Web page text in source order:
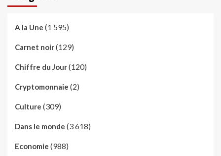
A la Une (1 595)
Carnet noir(129)
Chiffre du Jour(120)
Cryptomonnaie (2)
Culture (309)
Dans le monde (3 618)
Economie (988)